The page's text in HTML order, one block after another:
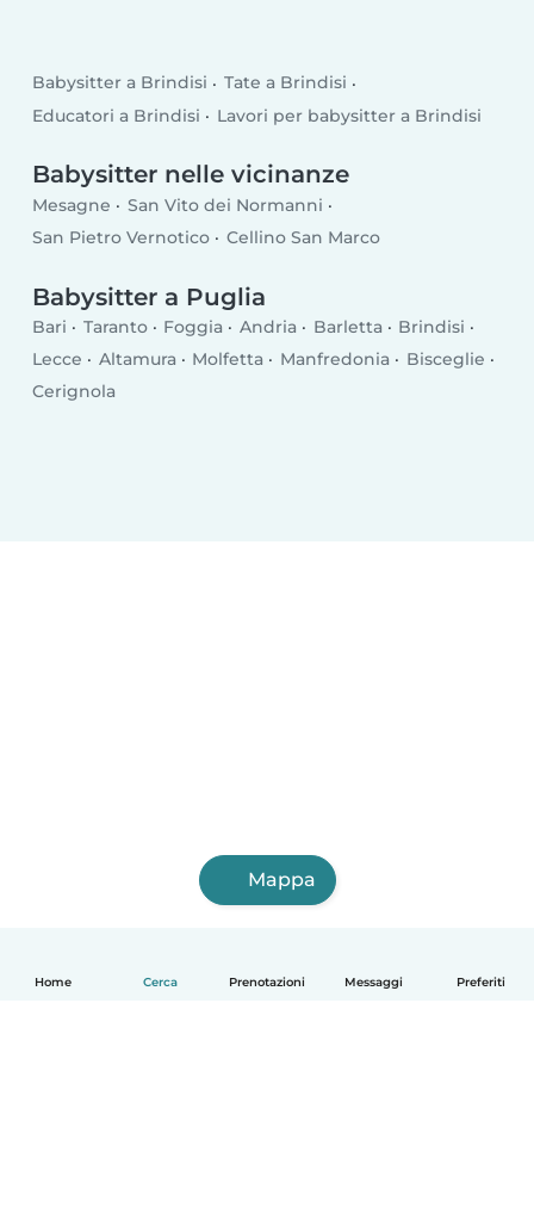
Home Cerca Prenotazioni Messaggi Preferiti
Babysitter a Brindisi
Tate a Brindisi
Educatori a Brindisi
Lavori per babysitter a Brindisi
Babysitter nelle vicinanze
Mesagne
San Vito dei Normanni
San Pietro Vernotico
Cellino San Marco
Babysitter a Puglia
Bari Taranto Foggia Andria Barletta
Brindisi
Lecce
Altamura Molfetta Manfredonia
Bisceglie
Cerignola
Mappa